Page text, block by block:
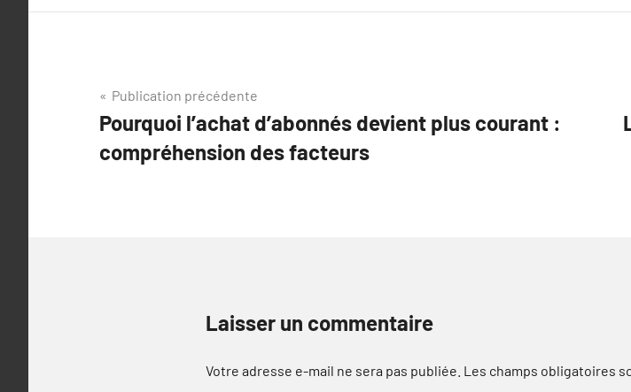
Navigation
de
l’article
Publication précédente
Pourquoi l’achat d’abonnés devient plus courant :
compréhension des facteurs
Laisser un commentaire
Votre adresse e-mail ne sera pas publiée. Les champs obligatoires